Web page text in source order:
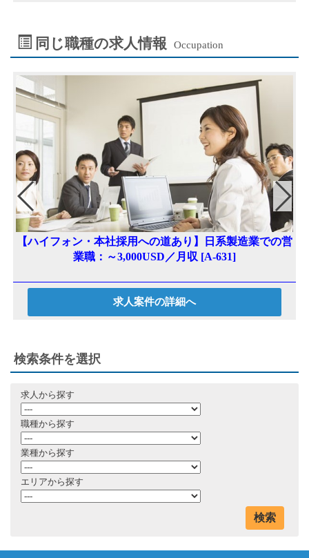
同じ職種の求人情報 Occupation
【ハイフォン・本社採用への道あり】日系製造業での営
業職：～3,000USD／月収 [A-631]
求人案件の詳細へ
検索条件を選択
求人から探す
職種から探す
業種から探す
エリアから探す
検索